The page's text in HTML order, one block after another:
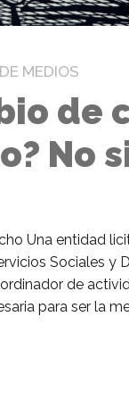
MEDIOS
de
No
Una entidad
Sociales y
de
para ser la